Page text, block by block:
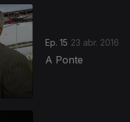
Ep. 15 23 abr. 2016
A Ponte